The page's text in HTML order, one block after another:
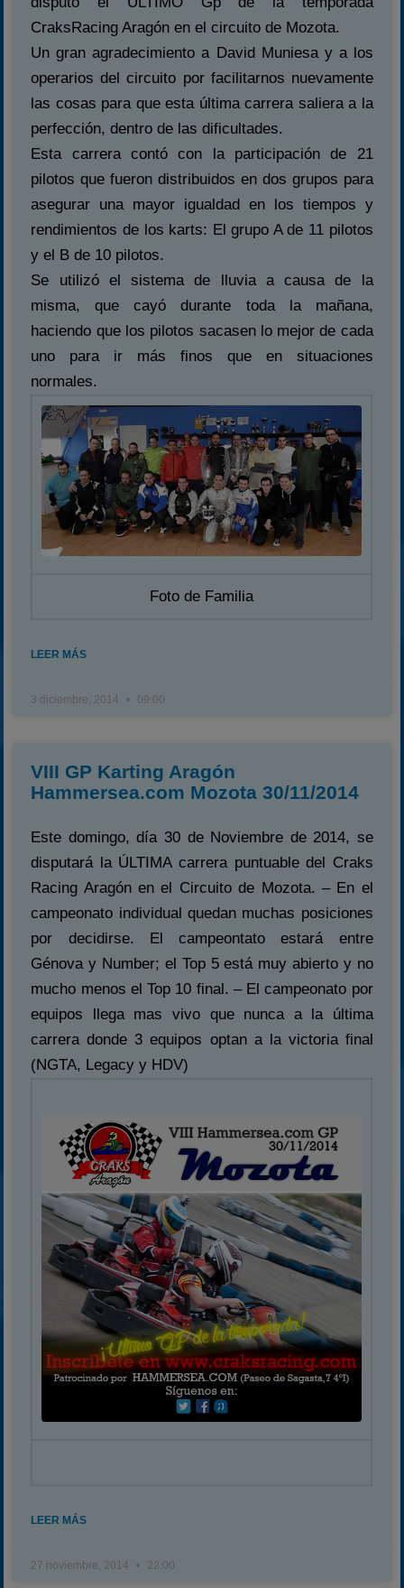
CraksRacing Aragón en el circuito de Mozota.
Un gran agradecimiento a David Muniesa y a los
operarios del circuito por facilitarnos nuevamente
las cosas para que esta última carrera saliera a la
perfección, dentro de las dificultades.
Esta carrera contó con la participación de 21
pilotos que fueron distribuidos en dos grupos para
asegurar una mayor igualdad en los tiempos y
rendimientos de los karts: El grupo A de 11 pilotos
y el B de 10 pilotos.
Se utilizó el sistema de lluvia a causa de la
misma, que cayó durante toda la mañana,
haciendo que los pilotos sacasen lo mejor de cada
uno para ir más finos que en situaciones
normales.
Foto de Familia
LEER MÁS
3 diciembre, 2014 09:00
VIII GP Karting Aragón
Hammersea.com Mozota 30/11/2014
Este domingo, día 30 de Noviembre de 2014, se
disputará la ÚLTIMA carrera puntuable del Craks
Racing Aragón en el Circuito de Mozota. – En el
campeonato individual quedan muchas posiciones
por decidirse. El campeontato estará entre
Génova y Number; el Top 5 está muy abierto y no
mucho menos el Top 10 final. – El campeonato por
equipos llega mas vivo que nunca a la última
carrera donde 3 equipos optan a la victoria final
(NGTA, Legacy y HDV)
LEER MÁS
27 noviembre, 2014 22:00